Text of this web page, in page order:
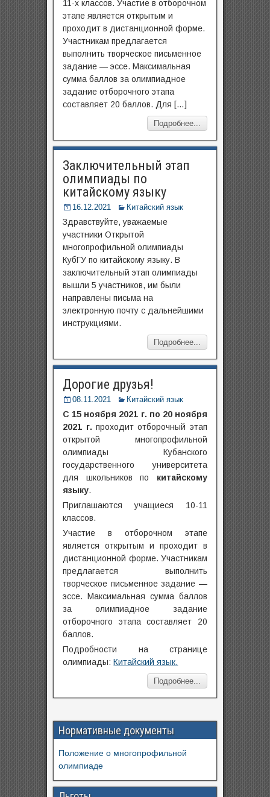
11-х классов. Участие в отборочном
этапе является открытым и
проходит в дистанционной форме.
Участникам предлагается
выполнить творческое письменное
задание — эссе. Максимальная
сумма баллов за олимпиадное
задание отборочного этапа
составляет 20 баллов. Для […]
Подробнее...
Заключительный этап
олимпиады по
китайскому языку
16.12.2021 Китайский язык
Здравствуйте, уважаемые
участники Открытой
многопрофильной олимпиады​
КубГУ по китайскому языку. В
заключительный этап олимпиады
вышли 5 участников, им были
направлены письма на
электронную почту с дальнейшими
инструкциями.
Подробнее...
Дорогие друзья!
08.11.2021 Китайский язык
C 15 ноября 2021 г. по 20 ноября
2021 г. проходит отборочный этап
открытой многопрофильной
олимпиады Кубанского
государственного университета
для школьников по китайскому
языку.
Приглашаются учащиеся 10-11
классов.
Участие в отборочном этапе
является открытым и проходит в
дистанционной форме. Участникам
предлагается выполнить
творческое письменное задание —
эссе. Максимальная сумма баллов
за олимпиадное задание
отборочного этапа составляет 20
баллов.
Подробности на странице
олимпиады:Китайский язык.
Подробнее...
Нормативные документы
Положение о многопрофильной
олимпиаде